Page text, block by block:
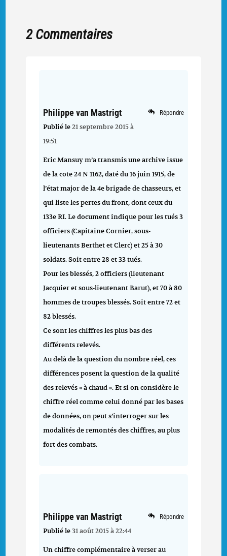
2 Commentaires
Philippe van Mastrigt
Publié le21 septembre 2015 à
19:51
Répondre
Eric Mansuy m’a transmis une archive issue
de la cote 24 N 1162, daté du 16 juin 1915, de
l’état major de la 4e brigade de chasseurs, et
qui liste les pertes du front, dont ceux du
133e RI. Le document indique pour les tués 3
officiers (Capitaine Cornier, sous-
lieutenants Berthet et Clerc) et 25 à 30
soldats. Soit entre 28 et 33 tués.
Pour les blessés, 2 officiers (lieutenant
Jacquier et sous-lieutenant Barut), et 70 à 80
hommes de troupes blessés. Soit entre 72 et
82 blessés.
Ce sont les chiffres les plus bas des
différents relevés.
Au delà de la question du nombre réel, ces
différences posent la question de la qualité
des relevés « à chaud ». Et si on considère le
chiffre réel comme celui donné par les bases
de données, on peut s’interroger sur les
modalités de remontés des chiffres, au plus
fort des combats.
Philippe van Mastrigt
Publié le31 août 2015 à 22:44
Répondre
Un chiffre complémentaire à verser au